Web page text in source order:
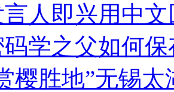
人即兴用中
码学之父如何
樱胜地”无锡